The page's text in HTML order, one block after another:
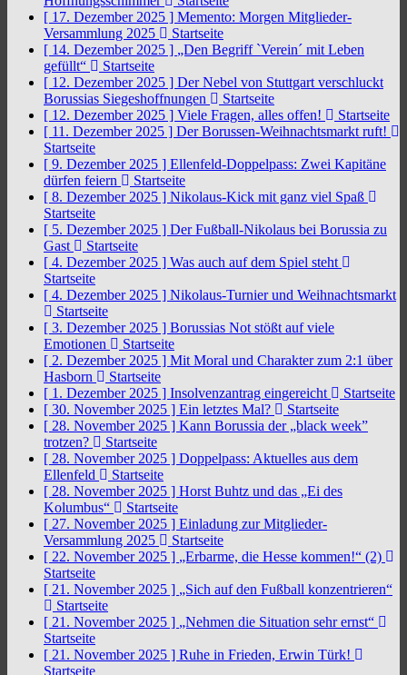
[ 17. Dezember 2025 ] Memento: Morgen Mitglieder-
Versammlung 2025
Startseite
[ 14. Dezember 2025 ] „Den Begriff `Verein´ mit Leben
gefüllt“
Startseite
[ 12. Dezember 2025 ] Der Nebel von Stuttgart verschluckt
Borussias Siegeshoffnungen
Startseite
[ 12. Dezember 2025 ] Viele Fragen, alles offen!
Startseite
[ 11. Dezember 2025 ] Der Borussen-Weihnachtsmarkt ruft!
Startseite
[ 9. Dezember 2025 ] Ellenfeld-Doppelpass: Zwei Kapitäne
dürfen feiern
Startseite
[ 8. Dezember 2025 ] Nikolaus-Kick mit ganz viel Spaß
Startseite
[ 5. Dezember 2025 ] Der Fußball-Nikolaus bei Borussia zu
Gast
Startseite
[ 4. Dezember 2025 ] Was auch auf dem Spiel steht
Startseite
[ 4. Dezember 2025 ] Nikolaus-Turnier und Weihnachtsmarkt
Startseite
[ 3. Dezember 2025 ] Borussias Not stößt auf viele
Emotionen
Startseite
[ 2. Dezember 2025 ] Mit Moral und Charakter zum 2:1 über
Hasborn
Startseite
[ 1. Dezember 2025 ] Insolvenzantrag eingereicht
Startseite
[ 30. November 2025 ] Ein letztes Mal?
Startseite
[ 28. November 2025 ] Kann Borussia der „black week”
trotzen?
Startseite
[ 28. November 2025 ] Doppelpass: Aktuelles aus dem
Ellenfeld
Startseite
[ 28. November 2025 ] Horst Buhtz und das „Ei des
Kolumbus“
Startseite
[ 27. November 2025 ] Einladung zur Mitglieder-
Versammlung 2025
Startseite
[ 22. November 2025 ] „Erbarme, die Hesse kommen!“ (2)
Startseite
[ 21. November 2025 ] „Sich auf den Fußball konzentrieren“
Startseite
[ 21. November 2025 ] „Nehmen die Situation sehr ernst“
Startseite
[ 21. November 2025 ] Ruhe in Frieden, Erwin Türk!
Startseite